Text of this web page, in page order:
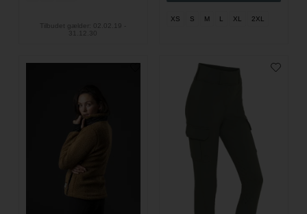
Tilbudet gælder: 02.02.19 -
31.12.30
XS S M L XL 2XL